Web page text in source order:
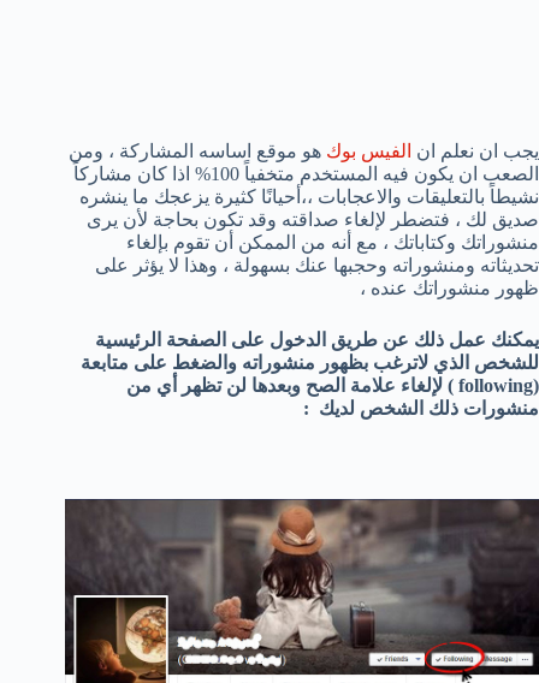
يجب ان نعلم ان الفيس بوك هو موقع اساسه المشاركة ، ومن
الصعب ان يكون فيه المستخدم متخفياً 100% اذا كان مشاركاً
نشيطاً بالتعليقات والاعجابات ،،أحيانًا كثيرة يزعجك ما ينشره
صديق لك ، فتضطر لإلغاء صداقته وقد تكون بحاجة لأن يرى
منشوراتك وكتاباتك ، مع أنه من الممكن أن تقوم بإلغاء
تحديثاته ومنشوراته وحجبها عنك بسهولة ، وهذا لا يؤثر على
ظهور منشوراتك عنده ،
يمكنك عمل ذلك عن طريق الدخول على الصفحة الرئيسية
للشخص الذي لاترغب بظهور منشوراته والضغط على متابعة
(following ) لإلغاء علامة الصح وبعدها لن تظهر أي من
منشورات ذلك الشخص لديك :